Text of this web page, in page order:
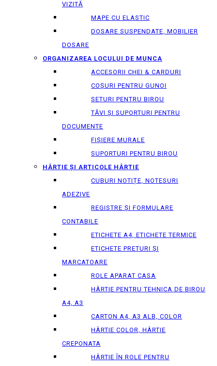
VIZITĂ
MAPE CU ELASTIC
DOSARE SUSPENDATE, MOBILIER
DOSARE
ORGANIZAREA LOCULUI DE MUNCA
ACCESORII CHEI & СARDURI
COȘURI PENTRU GUNOI
SETURI PENTRU BIROU
TĂVI ȘI SUPORTURI PENTRU
DOCUMENTE
FIȘIERE MURALE
SUPORTURI PENTRU BIROU
HÂRTIE ȘI ARTICOLE HÂRTIE
CUBURI NOTIȚE, NOTESURI
ADEZIVE
REGISTRE ȘI FORMULARE
CONTABILE
ETICHETE A4, ETICHETE TERMICE
ETICHETE PRETURI ȘI
MARCATOARE
ROLE APARAT CASA
HÂRTIE PENTRU TEHNICA DE BIROU
A4, A3
CARTON A4, A3 ALB, COLOR
HÂRTIE COLOR, HÂRTIE
CREPONATA
HÂRTIE ÎN ROLE PENTRU